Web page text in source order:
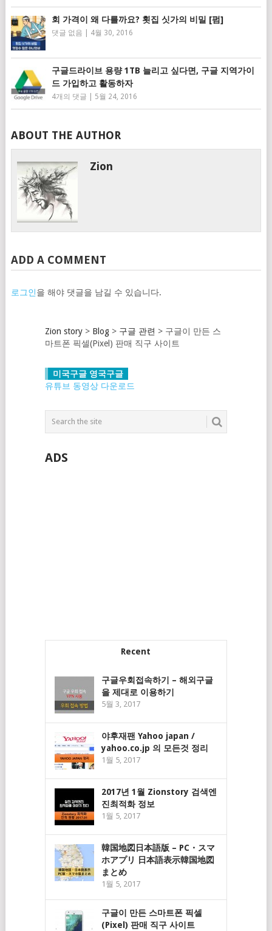
회 가격이 왜 다를까요? 횟집 싯가의 비밀 [펌]
댓글 없음 4월 30, 2016
구글드라이브 용량 1TB 늘리고 싶다면, 구글 지역가이
드 가입하고 활동하자
4개의 댓글 5월 24, 2016
ABOUT THE AUTHOR
Zion
ADD A COMMENT
로그인을 해야 댓글을 남길 수 있습니다.
Zion story> Blog> 구글 관련 > 구글이 만든 스
마트폰 픽셀(Pixel) 판매 직구 사이트
미국구글 영국구글
유튜브 동영상 다운로드
ADS
Recent
구글우회접속하기 – 해외구글
을 제대로 이용하기
5월 3, 2017
야후재팬 Yahoo japan /
yahoo.co.jp 의 모든것 정리
1월 5, 2017
2017년 1월 Zionstory 검색엔
진최적화 정보
1월 5, 2017
韓国地図日本語版 – PC・スマ
ホアプリ 日本語表示韓国地図
まとめ
1월 5, 2017
구글이 만든 스마트폰 픽셀
(Pixel) 판매 직구 사이트